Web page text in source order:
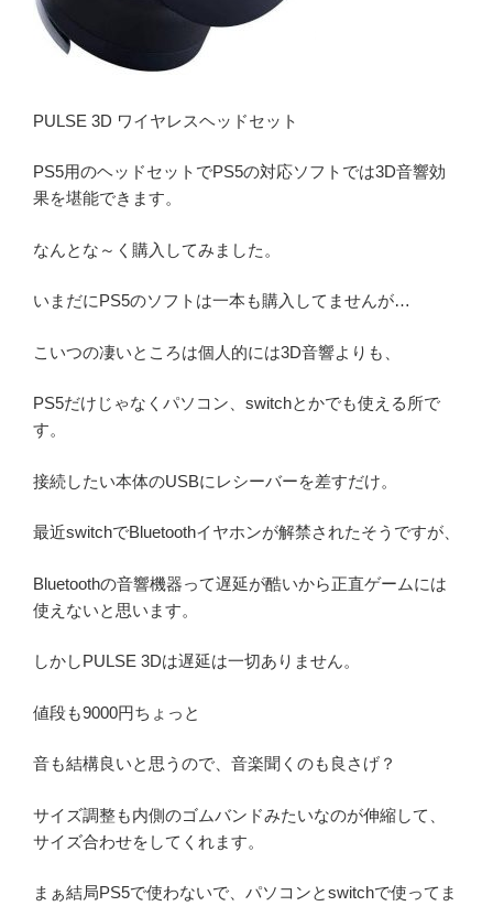
PULSE 3D ワイヤレスヘッドセット
PS5用のヘッドセットでPS5の対応ソフトでは3D音響効
果を堪能できます。
なんとな～く購入してみました。
いまだにPS5のソフトは一本も購入してませんが…
こいつの凄いところは個人的には3D音響よりも、
PS5だけじゃなくパソコン、switchとかでも使える所で
す。
接続したい本体のUSBにレシーバーを差すだけ。
最近switchでBluetoothイヤホンが解禁されたそうですが、
Bluetoothの音響機器って遅延が酷いから正直ゲームには
使えないと思います。
しかしPULSE 3Dは遅延は一切ありません。
値段も9000円ちょっと
音も結構良いと思うので、音楽聞くのも良さげ？
サイズ調整も内側のゴムバンドみたいなのが伸縮して、
サイズ合わせをしてくれます。
まぁ結局PS5で使わないで、パソコンとswitchで使ってま